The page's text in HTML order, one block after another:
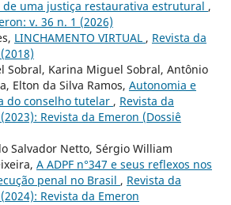
de uma justiça restaurativa estrutural ,
v. 36 n. 1 (2026)
LINCHAMENTO VIRTUAL , Revista da
Sobral, Karina Miguel Sobral, Antônio
Elton da Silva Ramos, Autonomia e
do conselho tutelar , Revista da
Revista da Emeron (Dossiê
Salvador Netto, Sérgio William
A ADPF n°347 e seus reflexos nos
penal no Brasil , Revista da
Revista da Emeron